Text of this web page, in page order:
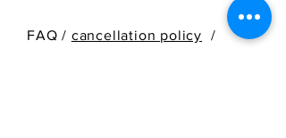
FAQ / cancellation policy
/